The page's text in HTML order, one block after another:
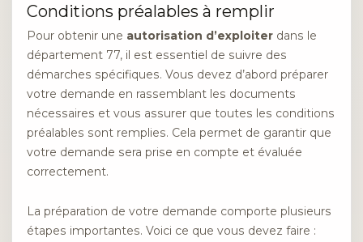
Conditions préalables à remplir
Pour obtenir une autorisation d’exploiter dans le
département 77, il est essentiel de suivre des
démarches spécifiques. Vous devez d’abord préparer
votre demande en rassemblant les documents
nécessaires et vous assurer que toutes les conditions
préalables sont remplies. Cela permet de garantir que
votre demande sera prise en compte et évaluée
correctement.
La préparation de votre demande comporte plusieurs
étapes importantes. Voici ce que vous devez faire :